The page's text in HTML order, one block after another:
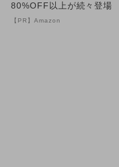
80%OFF以上が続々登場
【PR】Amazon